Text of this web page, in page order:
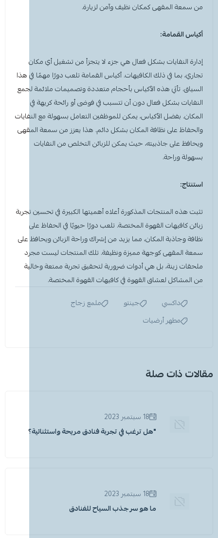
من سمعة المقهى كمكان نظيف وآمن لزيارة.
أكياس القمامة:
إدارة النفايات بشكل فعال هي جزء لا يتجزأ من تشغيل أي مكان
تجاري، بما في ذلك الكافيهات. أكياس القمامة تلعب دورًا مهمًا في هذا
السياق. تأتي هذهالأكياس بأحجام متعددة وتصميمات ملائمةلجمع
النفايات بشكل فعال دون أن تتسبب في فوضى أو رائحة كريهة في
المكان. بفضل الأكياس، يمكن للموظفين التعامل بسهولة مع النفايات
والحفاظ على نظافة المكان بشكل دائم. هذا يعزز من سمعة المقهى
ويحافظ على جاذبيته، حيث يمكن للزبائن التخلص من النفايات
بسهولة وراحة.
استنتاج:
تثبت هذه المنتجات المذكورة أعلاه أهميتها الكبيرة في تحسين تجربة
زبائنكافيهات القهوة المختصة. تلعب دورًا حيويًا في الحفاظ على
نظافة وجاذبة المكان، مما يزيد من إشراك وراحة الزبائن ويحافظ على
سمعة المقهى كوجهة مميزة ونظيفة. تلك المنتجات ليست مجرد
ملحقات زينة، بل هي أدوات ضرورية لتحقيق تجربة ممتعة وخالية
من المشاكل لعشاق القهوة فيكافيهات القهوة المختصة.
داكسي
جينتو
ملمع زجاج
مطهر أرضيات
مقالات ذات صلة
18 سبتمبر 2023
"هل ترغب في تجربة فنادق مريحة واستثنائية؟
18 سبتمبر 2023
ما هو سر جذب السياح للفنادق